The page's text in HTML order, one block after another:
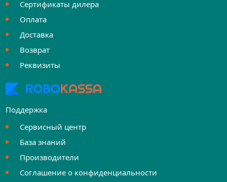
Сертификаты дилера
Оплата
Доставка
Возврат
Реквизиты
Поддержка
Сервисный центр
База знаний
Производители
Соглашение о конфиденциальности